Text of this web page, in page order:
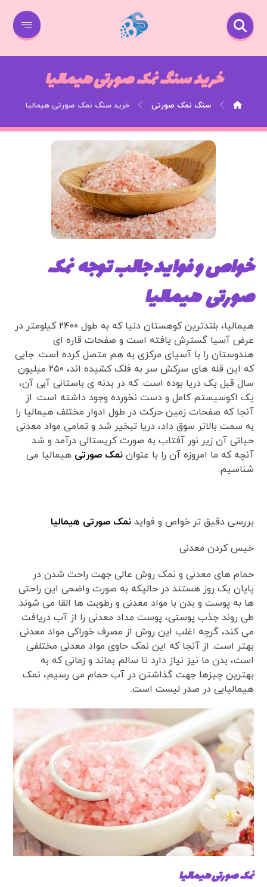
خرید سنگ نمک صورتی هیمالیا
سنگ نمک صورتی خرید سنگ نمک صورتی هیمالیا
خواص و فواید جالب توجهنمک
صورتیهیمالیا
هیمالیا، بلندترین کوهستان دنیا که به طول ۲۴۰۰ کیلومتر در
عرض آسیا گسترش یافته است و صفحات قاره ای
هندوستان را با آسیای مرکزی به هم متصل کرده است. جایی
که این قله های سرکش سر به فلک کشیده اند، ۲۵۰ میلیون
سال قبل یک دریا بوده است. که در بدنه ی باستانی آبی آن،
یک اکوسیستم کامل و دست نخورده وجود داشته است. از
آنجا که صفحات زمین حرکت در طول ادوار مختلف هیمالیا را
به سمت بالاتر سوق داد، دریا تبخیر شد و تمامی مواد معدنی
حیاتی آن زیر نور آفتاب به صورت کریستالی درآمد و شد
آنچه که ما امروزه آن را با عنواننمک صورتی هیمالیا می
شناسیم.
بررسی دقیق تر خواص و فواید نمک صورتی هیمالیا
خیس کردن معدنی
حمام های معدنی و نمک روش عالی جهت راحت شدن در
پایان یک روز هستند در حالیکه به صورت واضحی این راحتی
ها به پوست و بدن با مواد معدنی و رطوبت ها القا می شوند.
طی روند جذب پوستی، پوست مداد معدنی را از آب دریافت
می کند، گرچه اغلب این روش از مصرف خوراکی مواد معدنی
بهتر است. از آنجا که این نمک حاوی مواد معدنی مختلفی
است، بدن ما نیز نیاز دارد تا سالم بماند و زمانی که به
بهترین چیزها جهت گذاشتن در آب حمام می رسیم، نمک
هیمالیایی در صدر لیست است.
نمک صورتی هیمالیا